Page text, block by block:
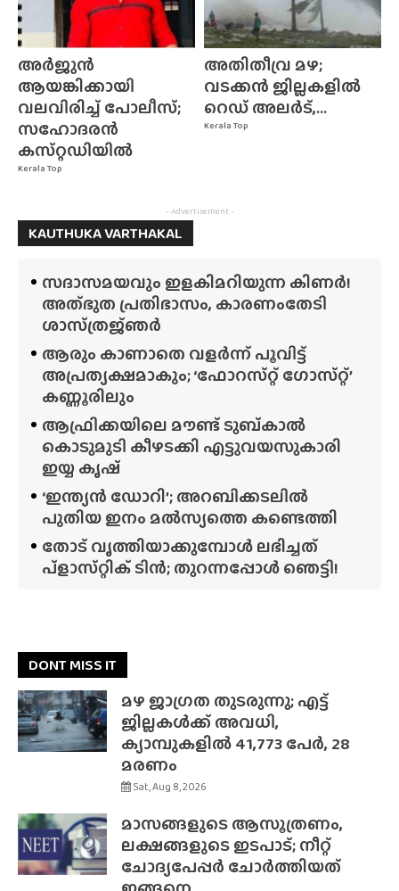
Kerala Top
അർജുൻ
ആയങ്കിക്കായി
വലവിരിച്ച് പോലീസ്;
സഹോദരൻ
കസ്‌റ്റഡിയിൽ
Kerala Top
അതിതീവ്ര മഴ;
വടക്കൻ ജില്ലകളിൽ
റെഡ് അലർട്,...
- Advertisement -
KAUTHUKA VARTHAKAL
സദാസമയവും ഇളകിമറിയുന്ന കിണർ!
അത്‌ഭുത പ്രതിഭാസം, കാരണംതേടി
ശാസ്‌ത്രജ്‌ഞർ
ആരും കാണാതെ വളർന്ന് പൂവിട്ട്
അപ്രത്യക്ഷമാകും; ‘ഫോറസ്‌റ്റ്‌ ഗോസ്‌റ്റ്’
കണ്ണൂരിലും
ആഫ്രിക്കയിലെ മൗണ്ട് ടുബ്‌കാൽ
കൊടുമുടി കീഴടക്കി എട്ടുവയസുകാരി
ഇയ്യ കൃഷ്
‘ഇന്ത്യൻ ഡോറി’; അറബിക്കടലിൽ
പുതിയ ഇനം മൽസ്യത്തെ കണ്ടെത്തി
തോട് വൃത്തിയാക്കുമ്പോൾ ലഭിച്ചത്
പ്‌ളാസ്‌റ്റിക് ടിൻ; തുറന്നപ്പോൾ ഞെട്ടി!
DONT MISS IT
മഴ ജാഗ്രത തുടരുന്നു; എട്ട്
ജില്ലകൾക്ക് അവധി,
ക്യാമ്പുകളിൽ 41,773 പേർ, 28
മരണം
Sat, Aug 8, 2026
മാസങ്ങളുടെ ആസൂത്രണം,
ലക്ഷങ്ങളുടെ ഇടപാട്; നീറ്റ്
ചോദ്യപേപ്പർ ചോർത്തിയത്